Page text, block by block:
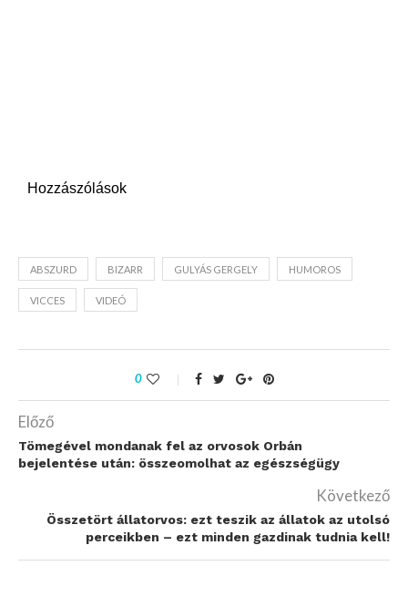
Hozzászólások
ABSZURD BIZARR GULYÁS GERGELY HUMOROS
VICCES VIDEÓ
0
Előző
Tömegével mondanak fel az orvosok Orbán
bejelentése után: összeomolhat az egészségügy
Következő
Összetört állatorvos: ezt teszik az állatok az utolsó
perceikben – ezt minden gazdinak tudnia kell!